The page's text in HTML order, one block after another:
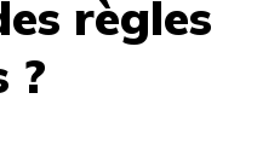
règles
?